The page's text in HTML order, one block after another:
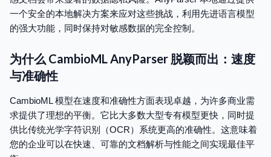
一个安全的本地解决方案来应对这些挑战，利用先进语言模型
的强大功能，同时保持对敏感数据的完全控制。
为什么 CambioML AnyParser 脱颖而出：速度
与准确性
CambioML 模型在速度和准确性方面表现卓越，为许多商业需
求提供了理想的平衡。它比大多数大型专有模型更快，同时提
供比传统光学字符识别（OCR）系统更高的准确性。这意味着
您的企业可以在快速、可靠的文档解析与性能之间实现最佳平